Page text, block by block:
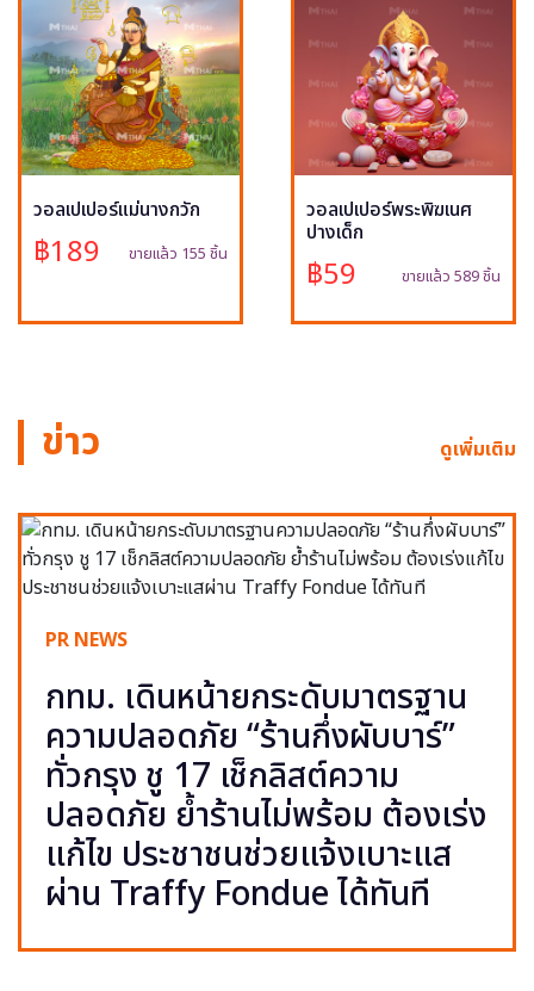
วอลเปเปอร์แม่นางกวัก
฿189 ขายแล้ว 155 ชิ้น
วอลเปเปอร์พระพิฆเนศ
ปางเด็ก
฿59 ขายแล้ว 589 ชิ้น
ข่าว ดูเพิ่มเติม
PR NEWS
กทม. เดินหน้ายกระดับมาตรฐาน
ความปลอดภัย “ร้านกึ่งผับบาร์”
ทั่วกรุง ชู 17 เช็กลิสต์ความ
ปลอดภัย ย้ำร้านไม่พร้อม ต้องเร่ง
แก้ไข ประชาชนช่วยแจ้งเบาะแส
ผ่าน Traffy Fondue ได้ทันที